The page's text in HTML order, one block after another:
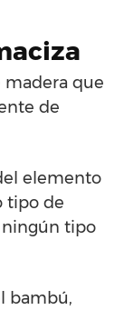
madera que
de
elemento
tipo de
ningún tipo
bambú,